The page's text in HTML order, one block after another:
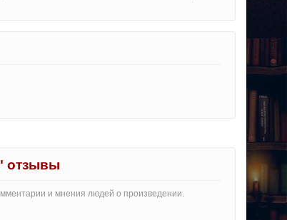
отзывы
и мнения людей о произведении.